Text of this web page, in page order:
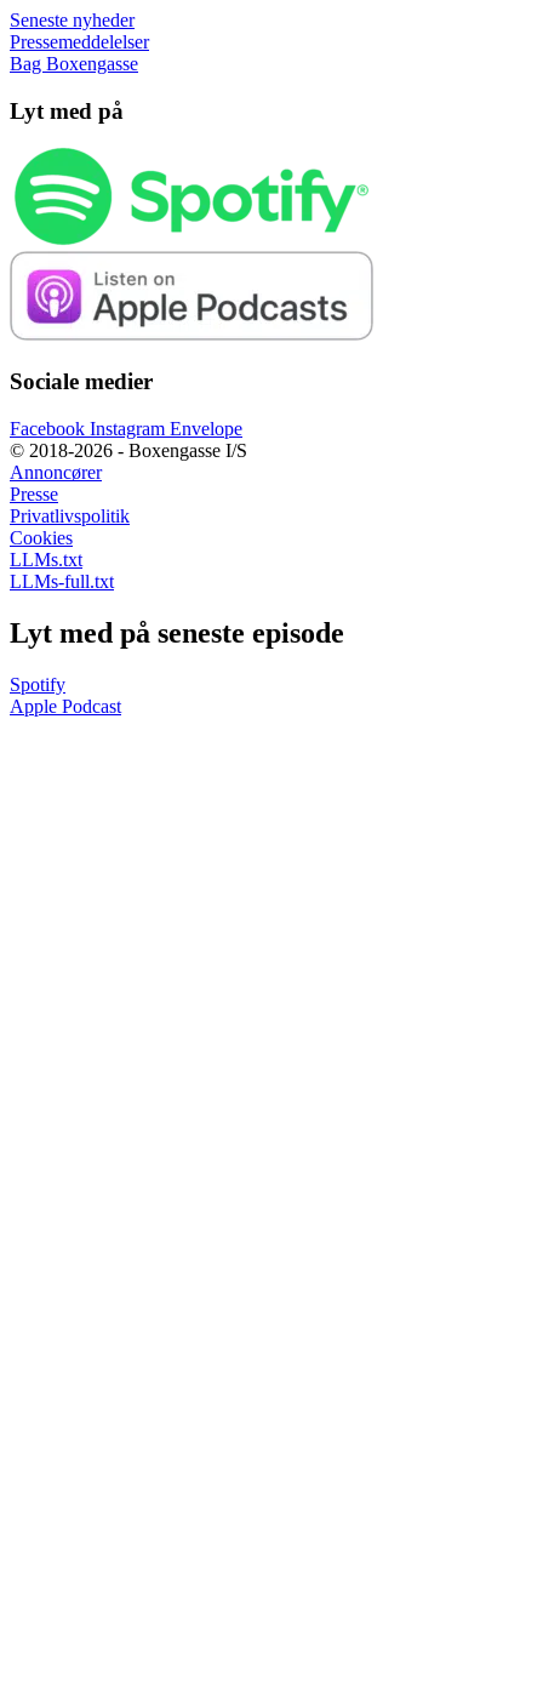
Seneste nyheder
Pressemeddelelser
Bag Boxengasse
Lyt med på
Sociale medier
Facebook Instagram Envelope
© 2018-2026 - Boxengasse I/S
Annoncører
Presse
Privatlivspolitik
Cookies
LLMs.txt
LLMs-full.txt
Lyt med på seneste episode
Spotify
Apple Podcast